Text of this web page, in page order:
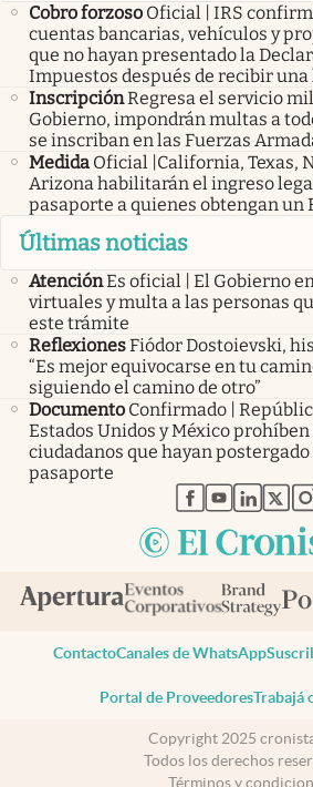
Cobro forzoso Oficial | IRS
cuentas bancarias, vehículos y
que no hayan presentado la
Impuestos después de recibir
InscripciónRegresa el servicio
Gobierno, impondrán multas a
se inscriban en las Fuerzas
Medida Oficial |California, Texas,
Arizona habilitarán el ingreso
pasaporte a quienes obtengan un
Últimas noticias
AtenciónEs oficial | El Gobierno
virtuales y multa a las personas
este trámite
ReflexionesFiódor Dostoievski,
“Es mejor equivocarse en tu
siguiendo el camino de otro”
Documento Confirmado |
Estados Unidos y México
ciudadanos que hayan
pasaporte
abre en nueva
abre en
abre
ContactoCanales de WhatsApp
Portal de ProveedoresTrabajá
Copyright 2025
Todos los derechos
Términos y